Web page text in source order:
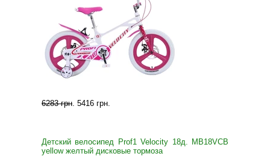
6283 грн. 5416 грн.
Детский велосипед Prof1 Velocity 18д. MB18VCB
yellow желтый дисковые тормоза